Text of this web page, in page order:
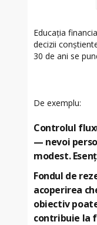
Educația
decizii
30 de ani se
De exemplu:
Controlul
— nevoi
modest.
Fondul de
acoperirea
obiectiv
contribuie la